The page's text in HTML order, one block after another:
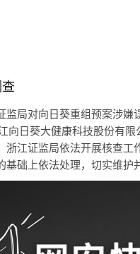
局对向日葵重组预案涉嫌
向日葵大健康科技股份有
浙江证监局依法开展核查
础上依法处理，切实维护